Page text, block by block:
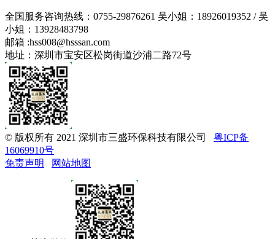
全国服务咨询热线： 0755-29876261 吴小姐：18926019352 / 吴
小姐：13928483798
邮箱 :hss008@hsssan.com
地址：深圳市宝安区松岗街道沙浦二路72号
© 版权所有 2021 深圳市三盛环保科技有限公司 粤ICP备
16069910号
免责声明
网站地图